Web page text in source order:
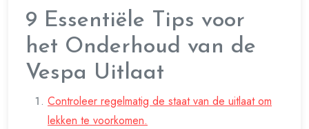
9 Essentiële Tips voor
het Onderhoud van de
Vespa Uitlaat
Controleer regelmatig de staat van de uitlaat om
lekken te voorkomen.